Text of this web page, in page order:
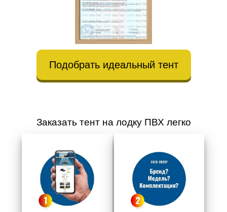
Подобрать идеальный тент
Заказать тент на лодку ПВХ легко